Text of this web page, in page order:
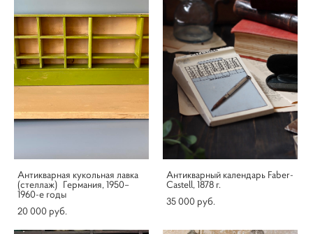
Антикварная кукольная лавка
(стеллаж) Германия, 1950–
1960-е годы
20 000 pуб.
Антикварный календарь Faber-
Castell, 1878 г.
35 000 pуб.